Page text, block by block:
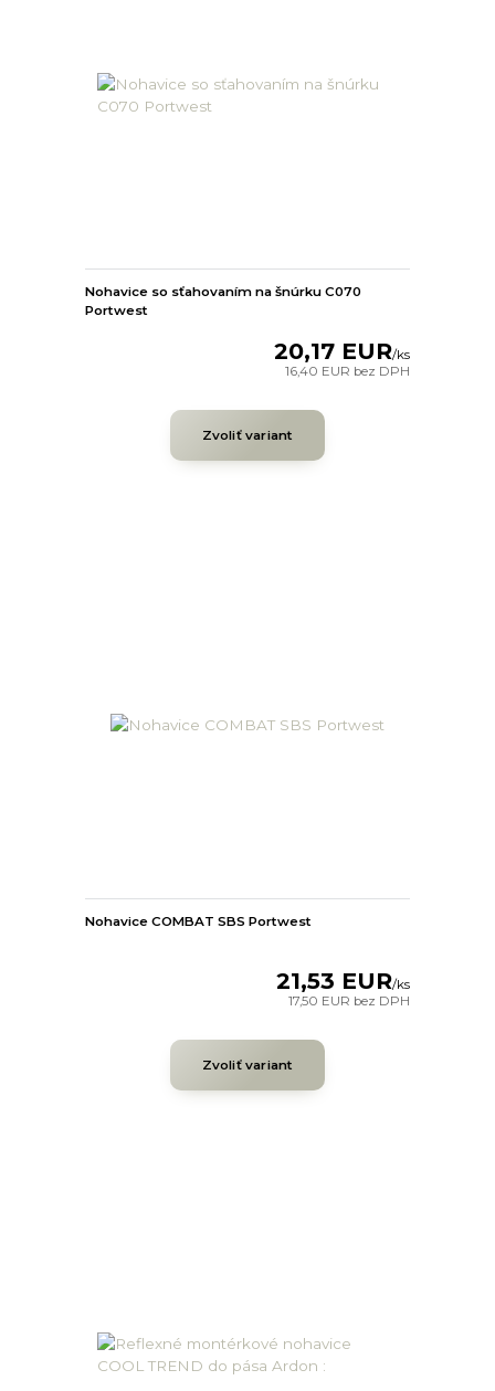
Nohavice so sťahovaním na šnúrku C070
Portwest
20,17 EUR/ks
16,40 EUR bez DPH
Zvoliť variant
Nohavice COMBAT SBS Portwest
21,53 EUR/ks
17,50 EUR bez DPH
Zvoliť variant